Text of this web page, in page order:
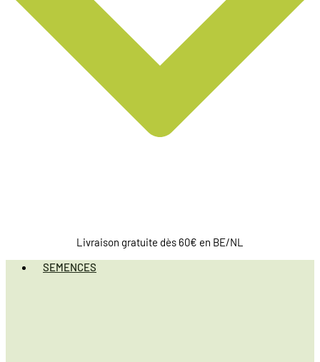
Livraison gratuite dès 60€ en BE/NL
SEMENCES